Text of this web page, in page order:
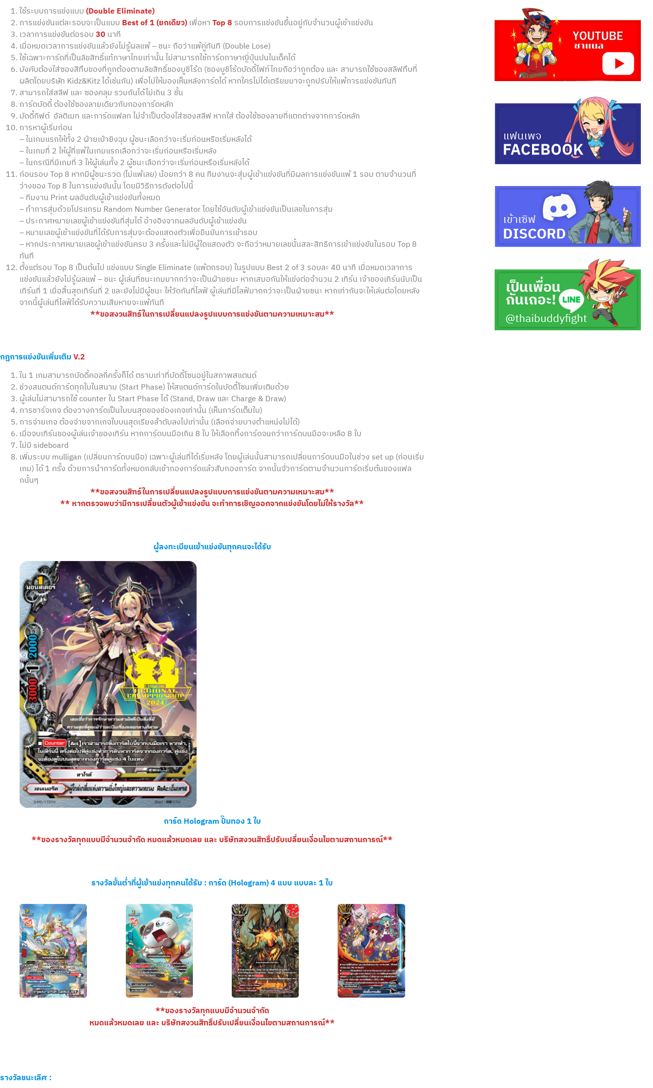
ใช้ระบบการแข่งแบบ(Double Eliminate)
การแข่งขันแต่ละรอบจะเป็นแบบ Best of 1 (ยกเดียว) เพื่อหาTop 8 รอบการแข่งขันขึ้นอยู่กับจำนวนผู้เข้าแข่งขัน
เวลาการแข่งขันต่อรอบ30 นาที
เมื่อหมดเวลาการแข่งขันแล้วยังไม่รู้ผลแพ้ – ชนะ ถือว่าแพ้คู่ทันที (Double Lose)
ใช้เฉพาะการ์ดที่เป็นลิขสิทธิ์แท้ภาษาไทยเท่านั้น ไม่สามารถใช้การ์ดภาษาญี่ปุ่นปนในเด็คได้
บังคับต้องใส่ซองสีทึบของที่ถูกต้องตามลิขสิทธิ์ของบูชิโร้ด (ซองบูชิโร้ดบัดดี้ไฟท์ไทยถือว่าถูกต้อง และ สามารถใช้ซองสลีฟทึบที่
ผลิตโดยบริษัท Kidz&Kitz ได้เช่นกัน) เพื่อไม่ให้มองเห็นหลังการ์ดได้ หากใครไม่ได้เตรียมมาจะถูกปรับให้แพ้การแข่งขันทันที
สามารถใส่สลีฟ และ ซองคลุม รวมกันได้ไม่เกิน 3 ชั้น
การ์ดบัดดี้ ต้องใช้ซองลายเดียวกับกองการ์ดหลัก
บัดดี้กิฟต์ อัลติเมท และการ์ดแฟลก ไม่จำเป็นต้องใส่ซองสลีฟ หากใส่ ต้องใช้ซองลายที่แตกต่างจากการ์ดหลัก
การหาผู้เริ่มก่อน
–ในเกมแรกให้ทั้ง 2 ฝ่ายเป่ายิงฉุบ ผู้ชนะเลือกว่าจะเริ่มก่อนหรือเริ่มหลังได้
– ในเกมที่ 2 ให้ผู้ที่แพ้ในเกมแรกเลือกว่าจะเริ่มก่อนหรือเริ่มหลัง
– ในกรณีที่มีเกมที่ 3 ให้ผู้เล่นทั้ง 2 ผู้ชนะเลือกว่าจะเริ่มก่อนหรือเริ่มหลังได้
ก่อนรอบ Top 8 หากมีผู้ชนะรวด (ไม่แพ้เลย) น้อยกว่า 8 คน ทีมงานจะสุ่มผู้เข้าแข่งขันที่มีผลการแข่งขันแพ้ 1 รอบ ตามจำนวนที่
ว่างของ Top 8 ในการแข่งขันนั้น โดยมีวิธีการดังต่อไปนี้
– ทีมงาน Print ผลอันดับผู้เข้าแข่งขันทั้งหมด
– ทำการสุ่มด้วยโปรแกรม Random Number Generator โดยใช้อันดับผู้เข้าแข่งขันเป็นเลขในการสุ่ม
– ประกาศหมายเลขผู้เข้าแข่งขันที่สุ่มได้ อ้างอิงจากผลอันดับผู้เข้าแข่งขัน
– หมายเลขผู้เข้าแข่งขันที่ได้รับการสุ่มจะต้องแสดงตัวเพื่อยืนยันการเข้ารอบ
– หากประกาศหมายเลขผู้เข้าแข่งขันครบ 3 ครั้งและไม่มีผู้ใดแสดงตัว จะถือว่าหมายเลขนั้นสละสิทธิการเข้าแข่งขันในรอบ Top 8
ทันที
ตั้งแต่รอบ Top 8 เป็นต้นไป แข่งแบบ Single Eliminate (แพ้ตกรอบ) ในรูปแบบ Best 2 of 3 รอบละ 40 นาที เมื่อหมดเวลาการ
แข่งขันแล้วยังไม่รู้ผลแพ้ – ชนะ ผู้เล่นที่ชนะเกมมากกว่าจะเป็นฝ่ายชนะ หากเสมอกันให้แข่งต่อจำนวน 2 เทิร์น เจ้าของเทิร์นนับเป็น
เทิร์นที่ 1 เมื่อสิ้นสุดเทิร์นที่ 2 และยังไม่มีผู้ชนะ ให้วัดกันที่ไลฟ์ ผู้เล่นที่มีไลฟ์มากกว่าจะเป็นฝ่ายชนะ หากเท่ากันจะให้เล่นต่อโดยหลัง
จากนี้ผู้เล่นที่ไลฟ์ได้รับความเสียหายจะแพ้ทันที
**ขอสงวนสิทธ์ในการเปลี่ยนแปลงรูปแบบการแข่งขันตามความเหมาะสม**
กฎการแข่งขันเพิ่มเติมV.2
ใน 1 เกมสามารถบัดดี้คอลกี่ครั้งก็ได้ ตราบเท่าที่บัดดี้โซนอยู่ในสภาพสแตนด์
ช่วงสแตนด์การ์ดทุกใบในสนาม (Start Phase) ให้สแตนด์การ์ดในบัดดี้โซนเพิ่มเติมด้วย
ผู้เล่นไม่สามารถใช้ counter ใน Start Phase ได้ (Stand, Draw และ Charge & Draw)
การชาร์จเกจ ต้องวางการ์ดเป็นใบบนสุดของช่องเกจเท่านั้น (เห็นการ์ดเต็มใบ)
การจ่ายเกจ ต้องจ่ายจากเกจใบบนสุดเรียงลำดับลงไปเท่านั้น (เลือกจ่ายบางตำแหน่งไม่ได้)
เมื่อจบเทิร์นของผู้เล่นเจ้าของเทิร์น หากการ์ดบนมือเกิน 8 ใบ ให้เลือกทิ้งการ์ดจนกว่าการ์ดบนมือจะเหลือ 8 ใบ
ไม่มี sideboard
เพิ่มระบบ mulligan (เปลี่ยนการ์ดบนมือ) เฉพาะผู้เล่นที่ได้เริ่มหลัง โดยผู้เล่นนั้นสามารถเปลี่ยนการ์ดบนมือในช่วง set up (ก่อนเริ่ม
เกม) ได้ 1 ครั้ง ด้วยการนำการ์ดทั้งหมดกลับเข้ากองการ์ดแล้วสับกองการ์ด จากนั้นจั่วการ์ดตามจำนวนการ์ดเริ่มต้นของแฟล
กนั้นๆ
**ขอสงวนสิทธ์ในการเปลี่ยนแปลงรูปแบบการแข่งขันตามความเหมาะสม**
** หากตรวจพบว่ามีการเปลี่ยนตัวผู้เข้าแข่งขัน จะทำการเชิญออกจากแข่งขันโดยไม่ให้รางวัล**
ผู้ลงทะเบียนเข้าแข่งขันทุกคนจะได้รับ
การ์ด Hologram ปั๊มทอง 1 ใบ
**ของรางวัลทุกแบบมีจำนวนจำกัด หมดแล้วหมดเลย และ บริษัทสงวนสิทธิ์ปรับเปลี่ยนเงื่อนไขตามสถานการณ์**
รางวัลขั้นต่ำที่ผู้เข้าแข่งทุกคนได้รับ :การ์ด (Hologram) 4 แบบ แบบละ 1 ใบ
**ของรางวัลทุกแบบมีจำนวนจำกัด
หมดแล้วหมดเลย และ บริษัทสงวนสิทธิ์ปรับเปลี่ยนเงื่อนไขตามสถานการณ์**
รางวัลชนะเลิศ :